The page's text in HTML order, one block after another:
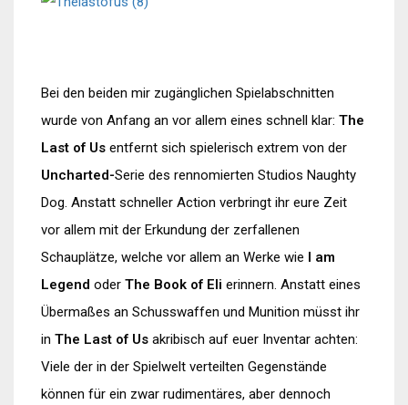
Bei den beiden mir zugänglichen Spielabschnitten
wurde von Anfang an vor allem eines schnell klar: The
Last of Us entfernt sich spielerisch extrem von der
Uncharted-Serie des rennomierten Studios Naughty
Dog. Anstatt schneller Action verbringt ihr eure Zeit
vor allem mit der Erkundung der zerfallenen
Schauplätze, welche vor allem an Werke wie I am
Legend oder The Book of Eli erinnern. Anstatt eines
Übermaßes an Schusswaffen und Munition müsst ihr
in The Last of Us akribisch auf euer Inventar achten:
Viele der in der Spielwelt verteilten Gegenstände
können für ein zwar rudimentäres, aber dennoch